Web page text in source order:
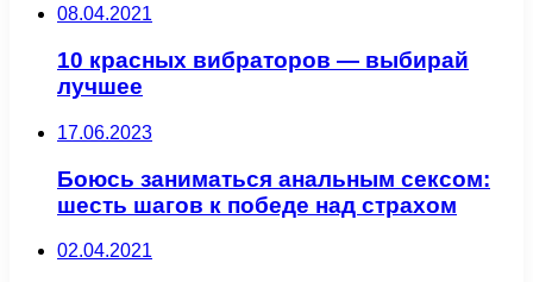
08.04.2021
10 красных вибраторов — выбирай
лучшее
17.06.2023
Боюсь заниматься анальным сексом:
шесть шагов к победе над страхом
02.04.2021